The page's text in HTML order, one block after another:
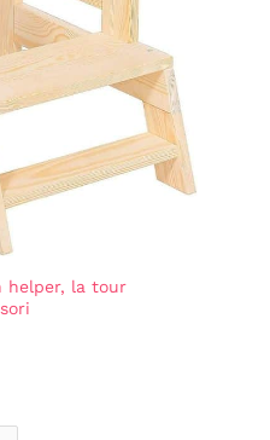
helper, la tour